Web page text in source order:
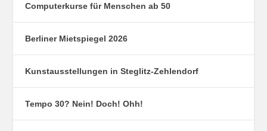
Computerkurse für Menschen ab 50
Berliner Mietspiegel 2026
Kunstausstellungen in Steglitz-Zehlendorf
Tempo 30? Nein! Doch! Ohh!